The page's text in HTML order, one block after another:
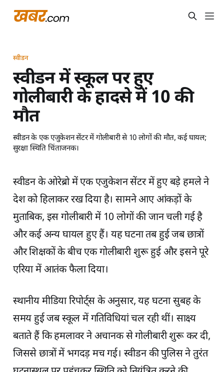
स्वीडन
स्वीडन में स्कूल पर हुए
गोलीबारी के हादसे में 10 की
मौत
स्वीडन के एक एजुकेशन सेंटर में गोलीबारी से 10 लोगों की मौत, कई घायल;
सुरक्षा स्थिति चिंताजनक।
स्वीडन के ओरेब्रो में एक एजुकेशन सेंटर में हुए बड़े हमले ने
देश को हिलाकर रख दिया है। सामने आए आंकड़ों के
मुताबिक, इस गोलीबारी में 10 लोगों की जान चली गई है
और कई अन्य घायल हुए हैं। यह घटना तब हुई जब छात्रों
और शिक्षकों के बीच एक गोलीबारी शुरू हुई और इसने पूरे
एरिया में आतंक फैला दिया।
स्थानीय मीडिया रिपोर्ट्स के अनुसार, यह घटना सुबह के
समय हुई जब स्कूल में गतिविधियां चल रही थीं। साक्ष्य
बताते हैं कि हमलावर ने अचानक से गोलीबारी शुरू कर दी,
जिससे छात्रों में भगदड़ मच गई। स्वीडन की पुलिस ने तुरंत